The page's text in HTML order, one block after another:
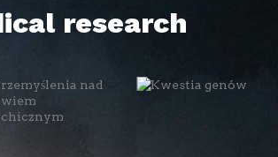
research